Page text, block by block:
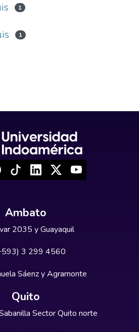
1
1
Ambato
2035 y Guayaquil
3 299 4560
Sáenz y Agramonte
Quito
Sector Quito norte